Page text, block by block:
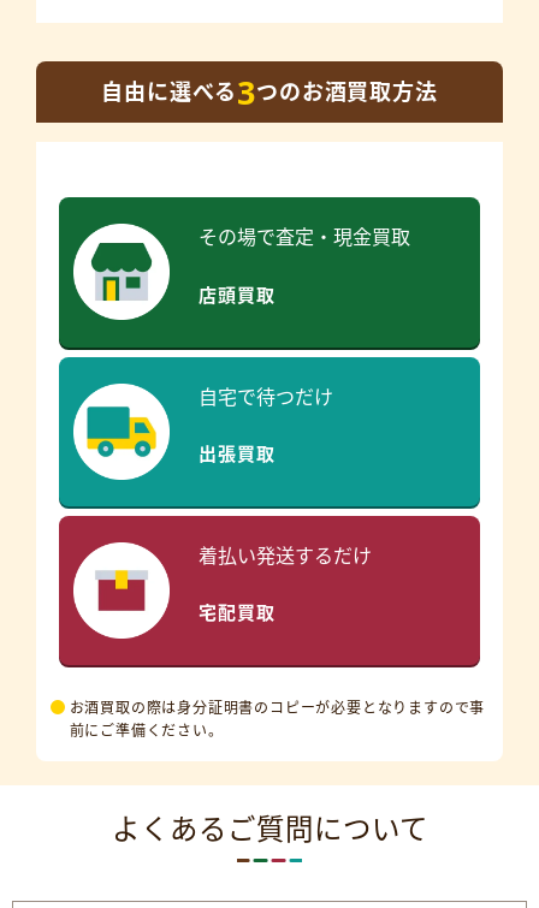
自由に選べる3つのお酒買取方法
その場で査定・現金買取
店頭買取
自宅で待つだけ
出張買取
着払い発送するだけ
宅配買取
お酒買取の際は身分証明書のコピーが必要となりますので事
前にご準備ください。
よくあるご質問について